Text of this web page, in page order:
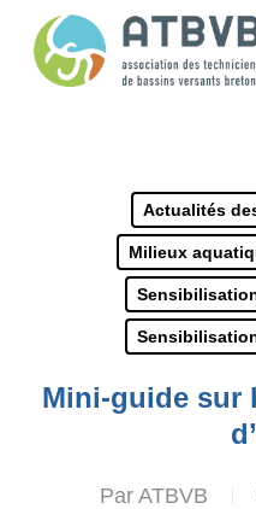
Actualités
Milieux
Mini-guide sur
Par ATBVB
Panneau de gestion des